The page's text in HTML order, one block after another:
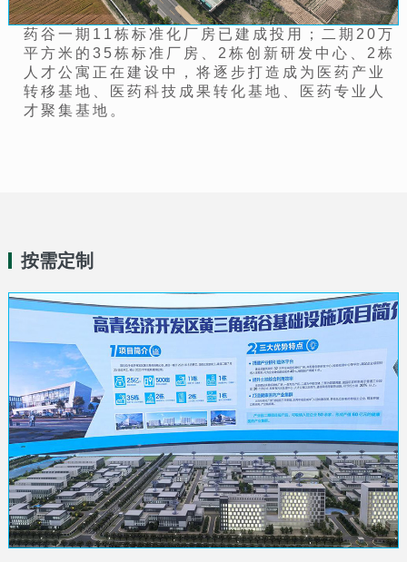
药谷一期11栋标准化厂房已建成投用；二期20万
平方米的35栋标准厂房、2栋创新研发中心、2栋
人才公寓正在建设中，将逐步打造成为医药产业
转移基地、医药科技成果转化基地、医药专业人
才聚集基地。
按需定制